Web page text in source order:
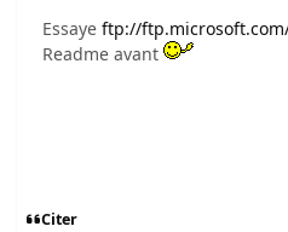
Essaye ftp://
Readme avant
Citer